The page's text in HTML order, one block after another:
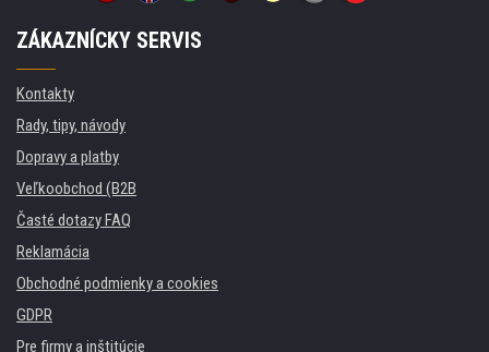
ZÁKAZNÍCKY SERVIS
Kontakty
Rady, tipy, návody
Dopravy a platby
Veľkoobchod (B2B
Časté dotazy FAQ
Reklamácia
Obchodné podmienky a cookies
GDPR
Pre firmy a inštitúcie